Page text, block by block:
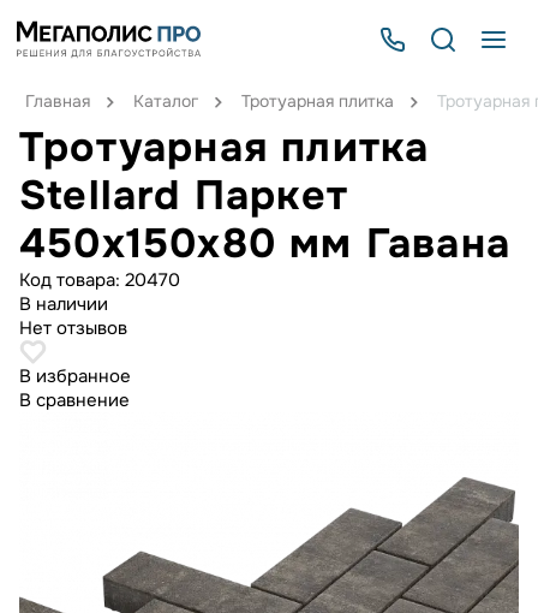
Главная Каталог Тротуарная плитка
Тротуарная плитка
Stellard Паркет
450x150x80 мм Гавана
Код товара: 20470
В наличии
Нет отзывов
В избранное
В сравнение